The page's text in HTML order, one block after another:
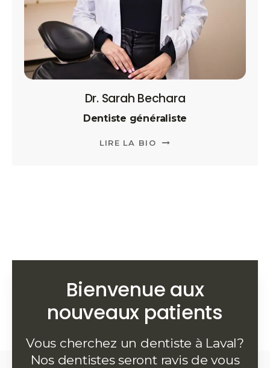
Dr. Sarah Bechara
Dentiste généraliste
LIRE LA BIO
Bienvenue aux
nouveaux patients
Vous cherchez un dentiste à Laval?
Nos dentistes seront ravis de vous